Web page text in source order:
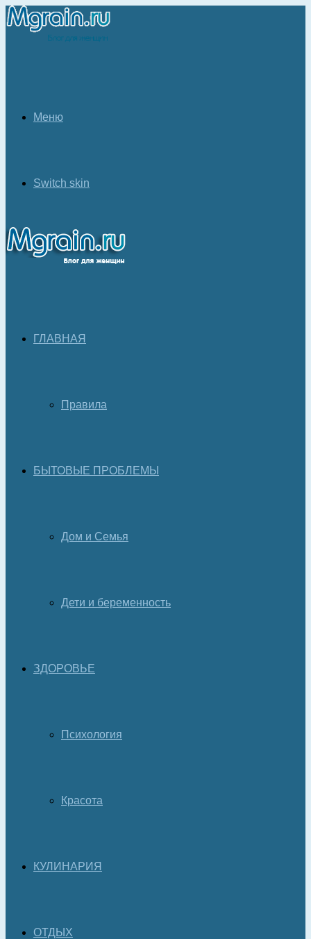
Меню
Switch skin
ГЛАВНАЯ
Правила
БЫТОВЫЕ ПРОБЛЕМЫ
Дом и Семья
Дети и беременность
ЗДОРОВЬЕ
Психология
Красота
КУЛИНАРИЯ
ОТДЫХ